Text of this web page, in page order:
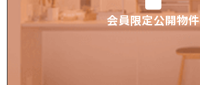
会員限定公開物件